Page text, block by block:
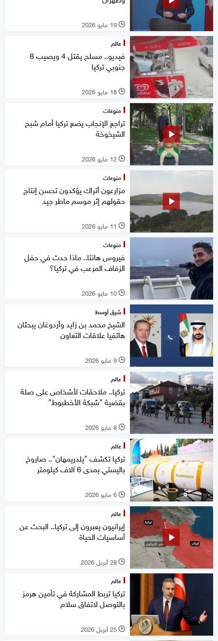
l 19 مايو 2026
عالم
فيديو.. مسلح يقتل 4 ويصيب 8
جنوبي تركيا
l 18 مايو 2026
منوعات
تراجع الإنجاب يضع تركيا أمام شبح
الشيخوخة
l 12 مايو 2026
منوعات
مزارعون أتراك يؤكدون تحسن إنتاج
حقولهم إثر موسم ماطر جيد
l 11 مايو 2026
منوعات
فيروس هانتا.. ماذا حدث في حفل
الزفاف المرعب في تركيا؟
l 10 مايو 2026
شرق أوسط
الشيخ محمد بن زايد وأردوغان يبحثان
هاتفيا علاقات التعاون
l 9 مايو 2026
عالم
تركيا.. ملاحقات لأشخاص على صلة
بقضية "شبكة الأخطبوط"
l 8 مايو 2026
عالم
تركيا تكشف "يلدريمهان".. صاروخ
باليستي بمدى 6 آلاف كيلومتر
l 6 مايو 2026
عالم
إيرانيون يعبرون إلى تركيا.. البحث عن
أساسيات الحياة
l 28 أبريل 2026
عالم
تركيا تربط المشاركة في تأمين هرمز
بالتوصل لاتفاق سلام
l 25 أبريل 2026